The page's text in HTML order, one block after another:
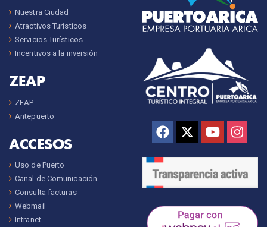
Nuestra Ciudad
Atractivos Turísticos
Servicios Turísticos
Incentivos a la inversión
ZEAP
ZEAP
Antepuerto
ACCESOS
Uso de Puerto
Canal de Comunicación
Consulta facturas
Webmail
Intranet